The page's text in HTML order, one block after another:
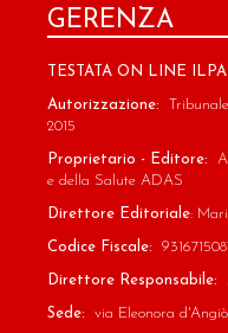
GERENZA
TESTATA ON LINE
Autorizzazione:
2015
Proprietario - Editore:
e della Salute ADAS
Direttore Editoriale:
Codice Fiscale:
Direttore Responsabile:
Sede: via Eleonora